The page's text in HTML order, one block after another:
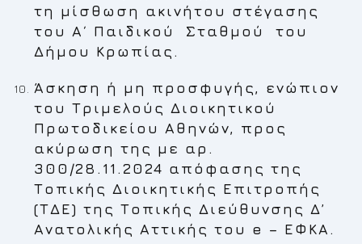
τη μίσθωση ακινήτου στέγασης
του Α΄ Παιδικού Σταθμού του
Δήμου Κρωπίας.
Άσκηση ή μη προσφυγής, ενώπιον
του Τριμελούς Διοικητικού
Πρωτοδικείου Αθηνών, προς
ακύρωση της με αρ.
300/28.11.2024 απόφασης της
Τοπικής Διοικητικής Επιτροπής
(ΤΔΕ) της Τοπικής Διεύθυνσης Δ’
Ανατολικής Αττικής του e – ΕΦΚΑ.